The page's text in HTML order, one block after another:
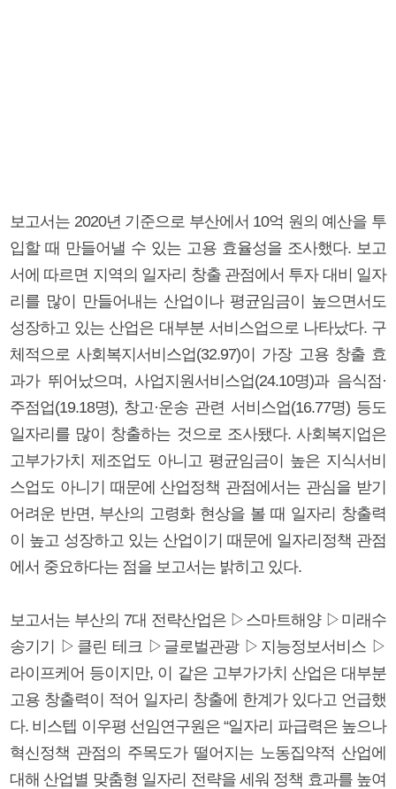
보고서는 2020년 기준으로 부산에서 10억 원의 예산을 투
입할 때 만들어낼 수 있는 고용 효율성을 조사했다. 보고
서에 따르면 지역의 일자리 창출 관점에서 투자 대비 일자
리를 많이 만들어내는 산업이나 평균임금이 높으면서도
성장하고 있는 산업은 대부분 서비스업으로 나타났다. 구
체적으로 사회복지서비스업(32.97)이 가장 고용 창출 효
과가 뛰어났으며, 사업지원서비스업(24.10명)과 음식점·
주점업(19.18명), 창고·운송 관련 서비스업(16.77명) 등도
일자리를 많이 창출하는 것으로 조사됐다. 사회복지업은
고부가가치 제조업도 아니고 평균임금이 높은 지식서비
스업도 아니기 때문에 산업정책 관점에서는 관심을 받기
어려운 반면, 부산의 고령화 현상을 볼 때 일자리 창출력
이 높고 성장하고 있는 산업이기 때문에 일자리정책 관점
에서 중요하다는 점을 보고서는 밝히고 있다.
보고서는 부산의 7대 전략산업은 ▷스마트해양 ▷미래수
송기기 ▷클린 테크 ▷글로벌관광 ▷지능정보서비스 ▷
라이프케어 등이지만, 이 같은 고부가가치 산업은 대부분
고용 창출력이 적어 일자리 창출에 한계가 있다고 언급했
다. 비스텝 이우평 선임연구원은 “일자리 파급력은 높으나
혁신정책 관점의 주목도가 떨어지는 노동집약적 산업에
대해 산업별 맞춤형 일자리 전략을 세워 정책 효과를 높여